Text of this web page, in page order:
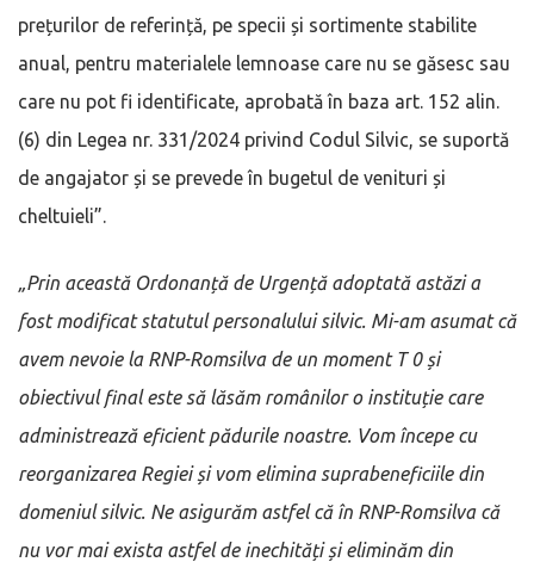
prețurilor de referință, pe specii și sortimente stabilite
anual, pentru materialele lemnoase care nu se găsesc sau
care nu pot fi identificate, aprobată în baza art. 152 alin.
(6) din Legea nr. 331/2024 privind Codul Silvic, se suportă
de angajator și se prevede în bugetul de venituri și
cheltuieli”.
„Prin această Ordonanță de Urgență adoptată astăzi a
fost modificat statutul personalului silvic. Mi-am asumat că
avem nevoie la RNP-Romsilva de un moment T 0 și
obiectivul final este să lăsăm românilor o instituție care
administrează eficient pădurile noastre. Vom începe cu
reorganizarea Regiei și vom elimina suprabeneficiile din
domeniul silvic. Ne asigurăm astfel că în RNP-Romsilva că
nu vor mai exista astfel de inechități și eliminăm din